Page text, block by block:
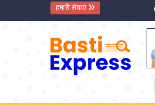
हमारी सेवाएं Get